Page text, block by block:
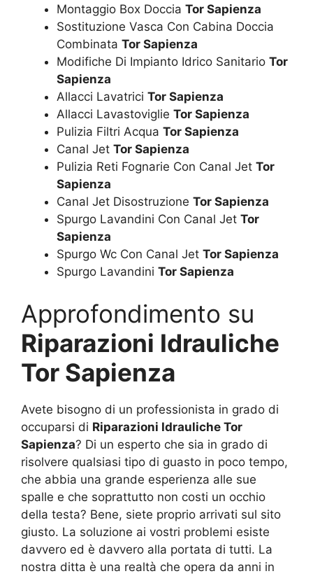
Montaggio Box Doccia Tor Sapienza
Sostituzione Vasca Con Cabina Doccia
Combinata Tor Sapienza
Modifiche Di Impianto Idrico Sanitario Tor
Sapienza
Allacci Lavatrici Tor Sapienza
Allacci Lavastoviglie Tor Sapienza
Pulizia Filtri Acqua Tor Sapienza
Canal Jet Tor Sapienza
Pulizia Reti Fognarie Con Canal Jet Tor
Sapienza
Canal Jet Disostruzione Tor Sapienza
Spurgo Lavandini Con Canal Jet Tor
Sapienza
Spurgo Wc Con Canal Jet Tor Sapienza
Spurgo Lavandini Tor Sapienza
Approfondimento su
Riparazioni Idrauliche
Tor Sapienza
Avete bisogno di un professionista in grado di
occuparsi di Riparazioni Idrauliche Tor
Sapienza? Di un esperto che sia in grado di
risolvere qualsiasi tipo di guasto in poco tempo,
che abbia una grande esperienza alle sue
spalle e che soprattutto non costi un occhio
della testa? Bene, siete proprio arrivati sul sito
giusto. La soluzione ai vostri problemi esiste
davvero ed è davvero alla portata di tutti. La
nostra ditta è una realtà che opera da anni in